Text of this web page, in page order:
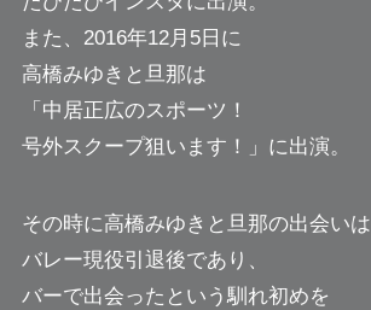
また、2016年12月5日に
高橋みゆきと旦那は
「中居正広のスポーツ！
号外スクープ狙います！」に出演。
その時に高橋みゆきと旦那の出会いは
バレー現役引退後であり、
バーで出会ったという馴れ初めを